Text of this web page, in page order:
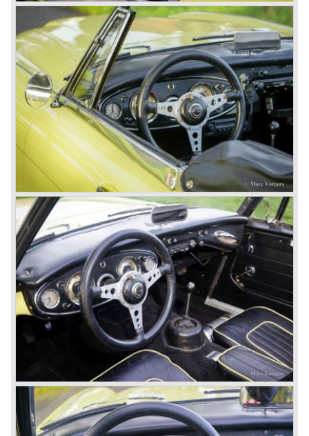
In januari 1962 werd de MK IIa (BJ7) geïntroduceerd. De
Austin Healey MK IIa was weer voorzien van twee
(grotere) carburateurs die eenvoudiger synchroon te
stellen waren en toch praktisch hetzelfde motorvermogen
garandeerden. De MK IIa was tevens voorzien van
neerdraaibare ramen in plaats van de opsteekruiten van
de voorgangers.
In maart 1962 wordt de MKII tweezitter uit productie
genomen en in juni de vierzitter. De MK IIa is een
"convertible" omdat het cabrioletdak neergeklapt op de
auto aanwezig blijft en met een hoes wordt afgedekt. Bij de
voorgaande Austin Healey modellen werd de soft top
geheel afgenomen en in de kofferbak opgeborgen, samen
met de insteek ruiten.
Oktober 1963 wordt de definitieve Austin Healey 3000
voorgesteld; de MK III. De MK III was net als de MK IIa
enkel verkrijgbaar als 2+2 convertible uitvoering. De motor
werd voorzien van een andere nokkenas en andere
klepveren. Tevens werden grotere 2 inch S.U. HD-8
carburateurs toegepast. De MK III kreeg een geheel
gewijzigd dashboard en een middenconsole. De "big
Healey" startte vanaf dit ogenblik met een contactsleutel
i.p.v. een startknop. De scharnierende leuning van de
achterstoelen deed nu in omgeklapte vorm ook dienst als
vlakke laadvloer.
In mei 1964 krijgt de Austin Healey 3000 MK III de laatste
modificaties die resulteren in de introductie van het "phase
2" model. De MK III phase 2 werd o.a. voorzien van een
aangepast chassis om de achteras meer verticale ruimte
te geven teneinde een langere veerweg te bereiken. De
achteras werd nu afgeveerd door zesblads bladveren.
Ook werden de schijfremmen gewijzigd en werden de
voorste knipperlicht en stadslicht lenzen groter.
In maart 1965 wordt de Austin Healey 3000 MK III phase 2
ook aan de achterzijde voorzien van separate richting
aanwijzers. De lenzen van de achterlichten worden even